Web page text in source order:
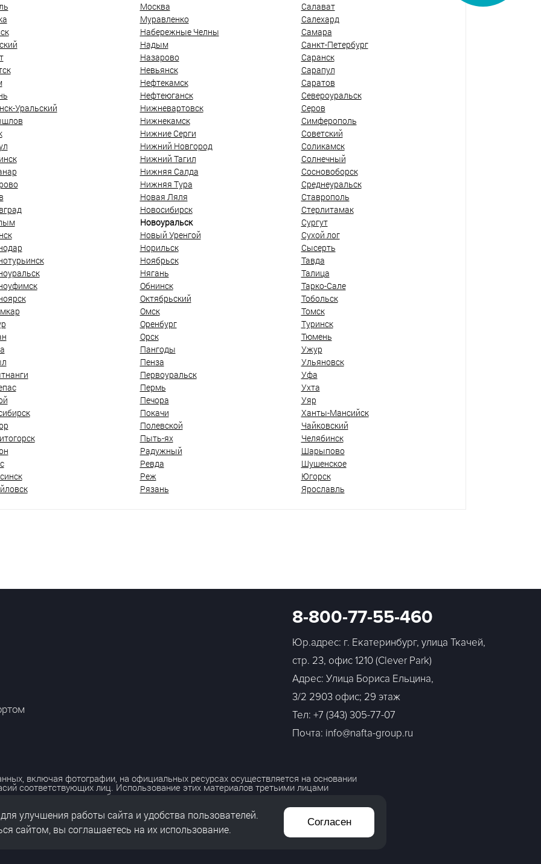
Уральский
Москва
Муравленко
Набережные Челны
Надым
Назарово
Невьянск
Нефтекамск
Нефтеюганск
Нижневартовск
Нижнекамск
Нижние Серги
Нижний Новгород
Нижний Тагил
Нижняя Салда
Нижняя Тура
Новая Ляля
Новосибирск
Новоуральск
Новый Уренгой
Норильск
Ноябрьск
Нягань
Обнинск
Октябрьский
Омск
Оренбург
Орск
Пангоды
Пенза
Первоуральск
Пермь
Печора
Покачи
Полевской
Пыть-ях
Радужный
Ревда
Реж
Рязань
Салават
Салехард
Самара
Санкт-Петербург
Саранск
Сарапул
Саратов
Североуральск
Серов
Симферополь
Советский
Соликамск
Солнечный
Сосновоборск
Среднеуральск
Ставрополь
Стерлитамак
Сургут
Сухой лог
Сысерть
Тавда
Талица
Тарко-Сале
Тобольск
Томск
Туринск
Тюмень
Ужур
Ульяновск
Уфа
Ухта
Уяр
Ханты-Мансийск
Чайковский
Челябинск
Шарыпово
Шушенское
Югорск
Ярославль
8-800-77-55-460
Юр.адрес: г. Екатеринбург, улица Ткачей,
стр. 23, офис 1210 (Clever Park)
Адрес: Улица Бориса Ельцина,
3/2 2903 офис; 29 этаж
Тел: +7 (343) 305-77-07
Почта: info@nafta-group.ru
включая фотографии, на официальных ресурсах осуществляется на основании
соответствующих лиц. Использование этих материалов третьими лицами
с разрешения правообладателя.
данных
данных
улучшения работы сайта и удобства пользователей.
сайтом, вы соглашаетесь на их использование.
Согласен